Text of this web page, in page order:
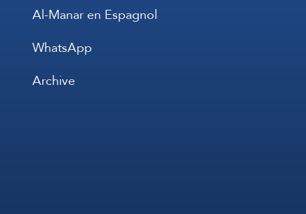
Al-Manar en Espagnol
WhatsApp
Archive